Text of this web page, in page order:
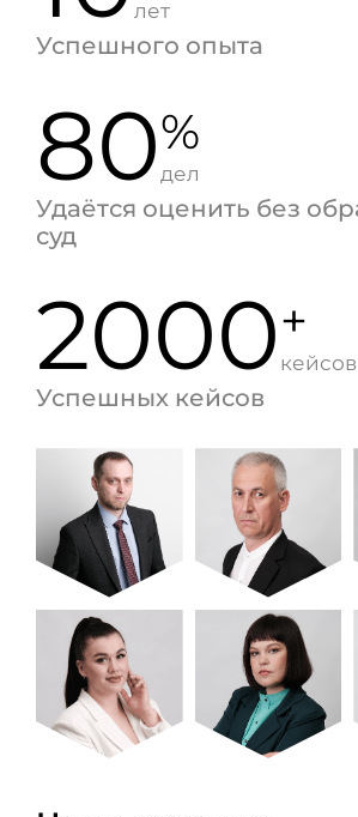
лет
Успешного опыта
80%
дел
Удаётся оценить без
суд
2000+
кейсов
Успешных кейсов